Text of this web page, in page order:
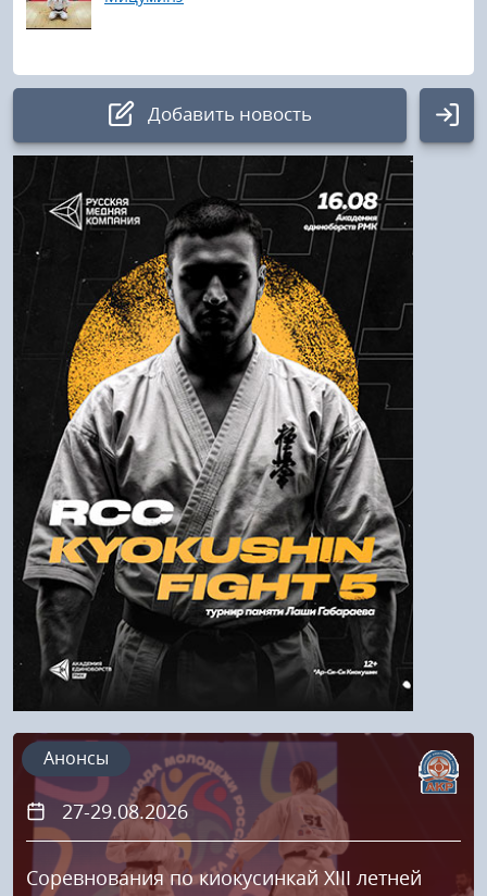
Добавить новость
Авторизация
Логин:
Пароль
Войти
Напомнить пароль
Регистрация
27-29.08.2026
Соревнования по киокусинкай XIII летней
Анонсы